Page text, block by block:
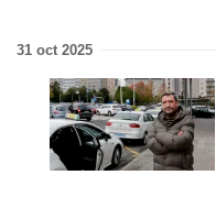
31 oct 2025